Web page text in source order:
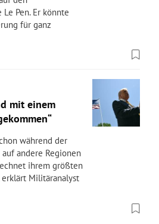
Pen. Er könnte
für ganz
mit einem
während der
andere Regionen
ihrem größten
Militäranalyst